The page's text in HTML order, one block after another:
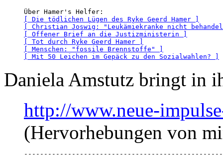
[ Die tödlichen Lügen des Ryke Geerd Hamer ]
[ Christian Joswig: "Leukämiekranke nicht
[ Offener Brief an die Justizministerin ]
[ Tot durch Ryke Geerd Hamer ]
[ Menschen: "fossile Brennstoffe" ]
[ Mit 50 Leichen im Gepäck zu den Sozialwahlen? ]
Daniela Amstutz bringt in
http://www.neue-
(Hervorhebungen von